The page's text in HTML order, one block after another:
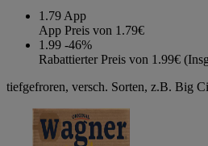
1.79 App
App Preis von 1.79€
1.99 -46%
Rabattierter Preis von 1.99€
tiefgefroren, versch. Sorten, z.B. Big